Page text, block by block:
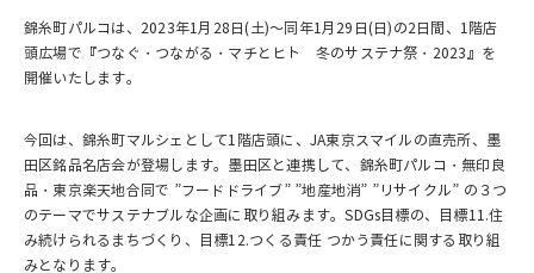
錦糸町パルコは、2023年1月28日(土)～同年1月29日(日)の2日間、1階店
頭広場で『つなぐ・つながる・マチとヒト 冬のサステナ祭・2023』を
開催いたします。
今回は、錦糸町マルシェとして1階店頭に、JA東京スマイルの直売所、墨
田区銘品名店会が登場します。墨田区と連携して、錦糸町パルコ・無印良
品・東京楽天地合同で ”フードドライブ” ”地産地消” ”リサイクル” の３つ
のテーマでサステナブルな企画に取り組みます。SDGs目標の、目標11.住
み続けられるまちづくり、目標12.つくる責任 つかう責任に関する取り組
みとなります。